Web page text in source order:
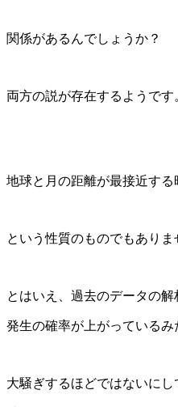
関係があるんでしょうか？
両方の説が存在するようです
地球と月の距離が最接近する
という性質のものでもありま
とはいえ、過去のデータの解
発生の確率が上がっているみ
大騒ぎするほどではないにし